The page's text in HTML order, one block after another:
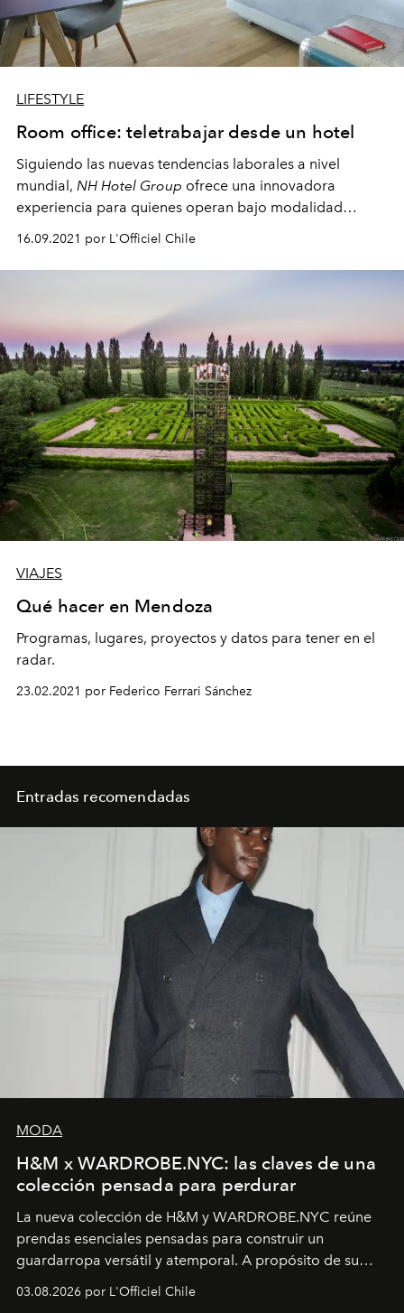
LIFESTYLE
Room office: teletrabajar desde un hotel
Siguiendo las nuevas tendencias laborales a nivel
mundial, NH Hotel Group ofrece una innovadora
experiencia para quienes operan bajo modalidad
remota con las comodidades de un hotel. Todo junto al
mall Casacostanera.
16.09.2021 por L'Officiel Chile
VIAJES
Qué hacer en Mendoza
Programas, lugares, proyectos y datos para tener en el
radar.
23.02.2021 por Federico Ferrari Sánchez
Entradas recomendadas
MODA
H&M x WARDROBE.NYC: las claves de una
colección pensada para perdurar
La nueva colección de H&M y WARDROBE.NYC reúne
prendas esenciales pensadas para construir un
guardarropa versátil y atemporal. A propósito de su
lanzamiento, los fundadores de la firma neoyorquina y
la asesora creativa y jefa de diseño global de la marca
03.08.2026 por L'Officiel Chile